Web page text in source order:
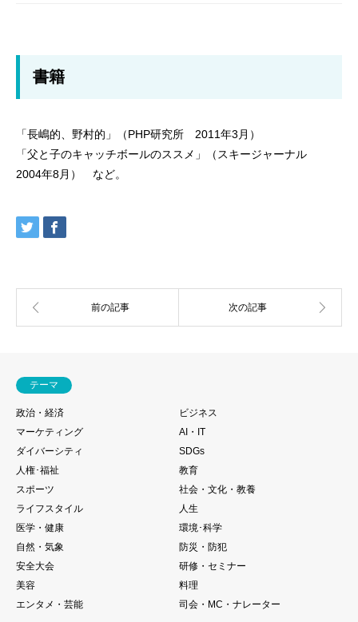
書籍
「長嶋的、野村的」（PHP研究所 2011年3月）
「父と子のキャッチボールのススメ」（スキージャーナル
2004年8月） など。
テーマ
政治・経済
ビジネス
マーケティング
AI・IT
ダイバーシティ
SDGs
人権･福祉
教育
スポーツ
社会・文化・教養
ライフスタイル
人生
医学・健康
環境･科学
自然・気象
防災・防犯
安全大会
研修・セミナー
美容
料理
エンタメ・芸能
司会・MC・ナレーター